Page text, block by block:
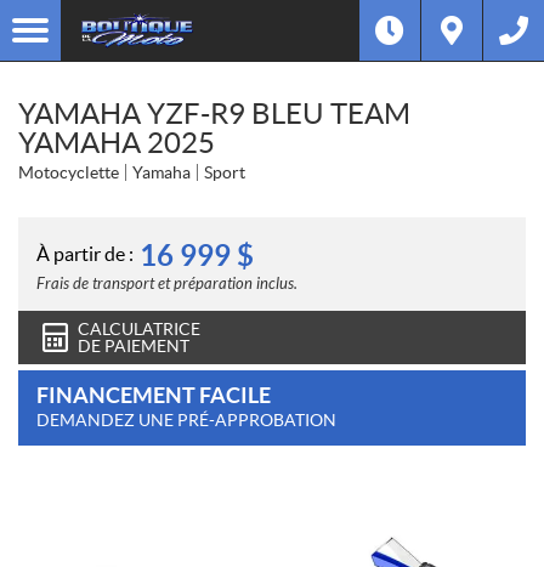
YAMAHA YZF-R9 BLEU TEAM
YAMAHA 2025
Motocyclette Yamaha Sport
À partir de : 16 999 $
Frais de transport et préparation inclus.
CALCULATRICE
DE PAIEMENT
FINANCEMENT FACILE
DEMANDEZ UNE PRÉ-APPROBATION